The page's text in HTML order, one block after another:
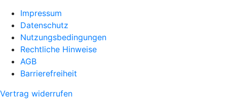
Impressum
Datenschutz
Nutzungsbedingungen
Rechtliche Hinweise
AGB
Barrierefreiheit
Vertrag widerrufen